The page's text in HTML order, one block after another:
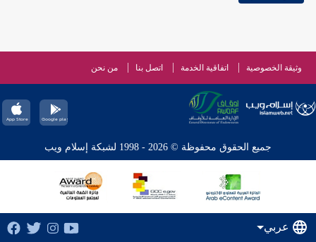
وثيقة الخصوصية اتفاقية الخدمة اتصل بنا من نحن
جميع الحقوق محفوظة © 2026 - 1998 لشبكة إسلام ويب
عربي